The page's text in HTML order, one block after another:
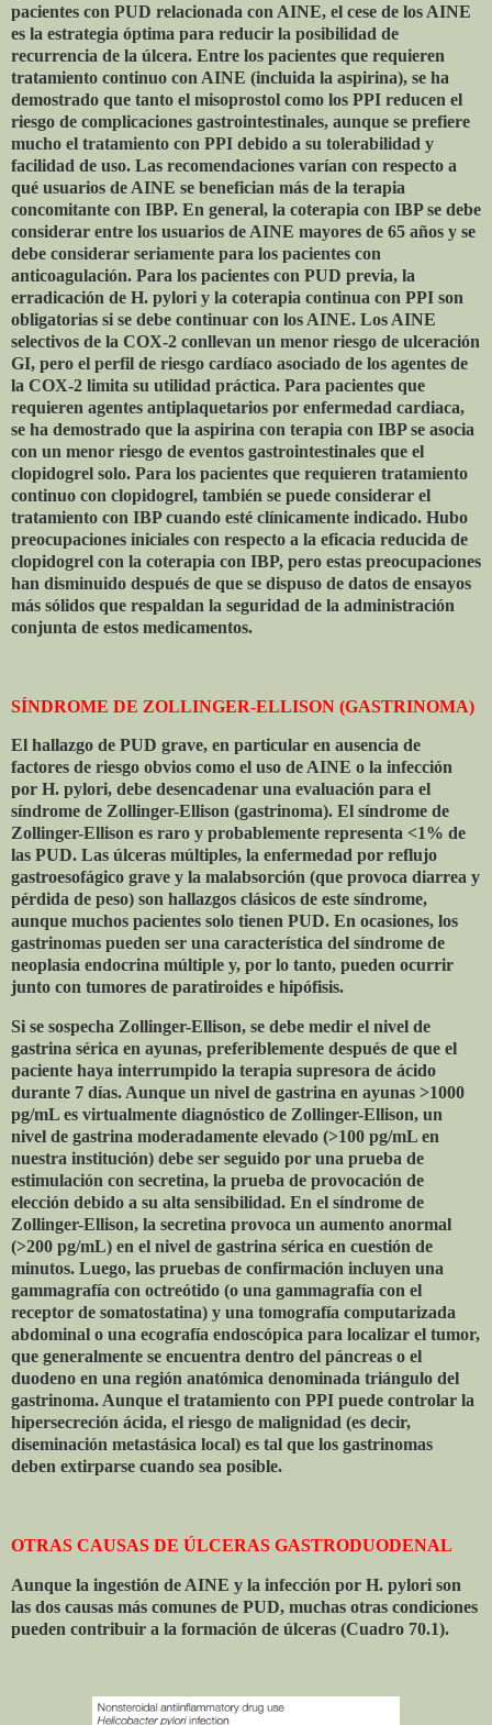
pacientes con PUD relacionada con AINE, el cese de los AINE
es la estrategia óptima para reducir la posibilidad de
recurrencia de la úlcera. Entre los pacientes que requieren
tratamiento continuo con AINE (incluida la aspirina), se ha
demostrado que tanto el misoprostol como los PPI reducen el
riesgo de complicaciones gastrointestinales, aunque se prefiere
mucho el tratamiento con PPI debido a su tolerabilidad y
facilidad de uso. Las recomendaciones varían con respecto a
qué usuarios de AINE se benefician más de la terapia
concomitante con IBP. En general, la coterapia con IBP se debe
considerar entre los usuarios de AINE mayores de 65 años y se
debe considerar seriamente para los pacientes con
anticoagulación. Para los pacientes con PUD previa, la
erradicación de H. pylori y la coterapia continua con PPI son
obligatorias si se debe continuar con los AINE. Los AINE
selectivos de la COX-2 conllevan un menor riesgo de ulceración
GI, pero el perfil de riesgo cardíaco asociado de los agentes de
la COX-2 limita su utilidad práctica. Para pacientes que
requieren agentes antiplaquetarios por enfermedad cardiaca,
se ha demostrado que la aspirina con terapia con IBP se asocia
con un menor riesgo de eventos gastrointestinales que el
clopidogrel solo. Para los pacientes que requieren tratamiento
continuo con clopidogrel, también se puede considerar el
tratamiento con IBP cuando esté clínicamente indicado. Hubo
preocupaciones iniciales con respecto a la eficacia reducida de
clopidogrel con la coterapia con IBP, pero estas preocupaciones
han disminuido después de que se dispuso de datos de ensayos
más sólidos que respaldan la seguridad de la administración
conjunta de estos medicamentos.
SÍNDROME DE ZOLLINGER-ELLISON (GASTRINOMA)
El hallazgo de PUD grave, en particular en ausencia de
factores de riesgo obvios como el uso de AINE o la infección
por H. pylori, debe desencadenar una evaluación para el
síndrome de Zollinger-Ellison (gastrinoma). El síndrome de
Zollinger-Ellison es raro y probablemente representa <1% de
las PUD. Las úlceras múltiples, la enfermedad por reflujo
gastroesofágico grave y la malabsorción (que provoca diarrea y
pérdida de peso) son hallazgos clásicos de este síndrome,
aunque muchos pacientes solo tienen PUD. En ocasiones, los
gastrinomas pueden ser una característica del síndrome de
neoplasia endocrina múltiple y, por lo tanto, pueden ocurrir
junto con tumores de paratiroides e hipófisis.
Si se sospecha Zollinger-Ellison, se debe medir el nivel de
gastrina sérica en ayunas, preferiblemente después de que el
paciente haya interrumpido la terapia supresora de ácido
durante 7 días. Aunque un nivel de gastrina en ayunas >1000
pg/mL es virtualmente diagnóstico de Zollinger-Ellison, un
nivel de gastrina moderadamente elevado (>100 pg/mL en
nuestra institución) debe ser seguido por una prueba de
estimulación con secretina, la prueba de provocación de
elección debido a su alta sensibilidad. En el síndrome de
Zollinger-Ellison, la secretina provoca un aumento anormal
(>200 pg/mL) en el nivel de gastrina sérica en cuestión de
minutos. Luego, las pruebas de confirmación incluyen una
gammagrafía con octreótido (o una gammagrafía con el
receptor de somatostatina) y una tomografía computarizada
abdominal o una ecografía endoscópica para localizar el tumor,
que generalmente se encuentra dentro del páncreas o el
duodeno en una región anatómica denominada triángulo del
gastrinoma. Aunque el tratamiento con PPI puede controlar la
hipersecreción ácida, el riesgo de malignidad (es decir,
diseminación metastásica local) es tal que los gastrinomas
deben extirparse cuando sea posible.
OTRAS CAUSAS DE ÚLCERAS GASTRODUODENAL
Aunque la ingestión de AINE y la infección por H. pylori son
las dos causas más comunes de PUD, muchas otras condiciones
pueden contribuir a la formación de úlceras (Cuadro 70.1).